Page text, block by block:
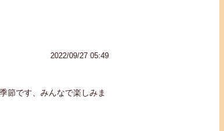
2022/09/27 05:49
節です、みんなで楽しみま